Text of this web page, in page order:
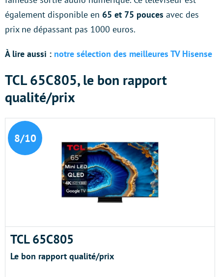
également disponible en 65 et 75 pouces avec des
prix ne dépassant pas 1000 euros.
À lire aussi : notre sélection des meilleures TV Hisense
TCL 65C805, le bon rapport
qualité/prix
8/10
TCL 65C805
Le bon rapport qualité/prix